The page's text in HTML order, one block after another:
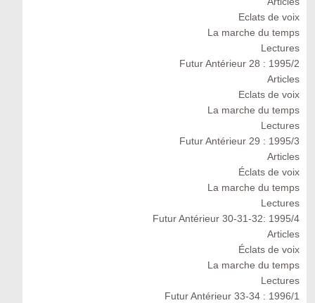
Eclats de voix
La marche du temps
Lectures
Futur Antérieur 28 : 1995/2
Articles
Eclats de voix
La marche du temps
Lectures
Futur Antérieur 29 : 1995/3
Articles
Éclats de voix
La marche du temps
Lectures
Futur Antérieur 30-31-32: 1995/4
Articles
Éclats de voix
La marche du temps
Lectures
Futur Antérieur 33-34 : 1996/1